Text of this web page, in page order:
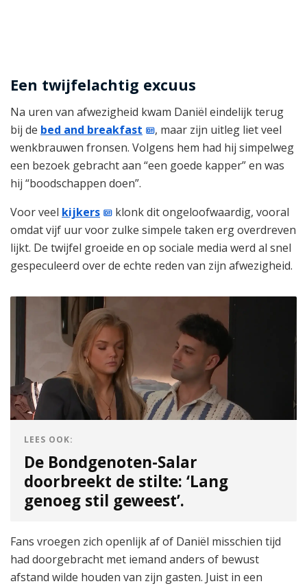
Een twijfelachtig excuus
Na uren van afwezigheid kwam Daniël eindelijk terug
bij de bed and breakfast
, maar zijn uitleg liet veel
wenkbrauwen fronsen. Volgens hem had hij simpelweg
een bezoek gebracht aan “een goede kapper” en was
hij “boodschappen doen”.
Voor veel kijkers
klonk dit ongeloofwaardig, vooral
omdat vijf uur voor zulke simpele taken erg overdreven
lijkt. De twijfel groeide en op sociale media werd al snel
gespeculeerd over de echte reden van zijn afwezigheid.
LEES OOK:
De Bondgenoten-Salar
doorbreekt de stilte: ‘Lang
genoeg stil geweest’.
Fans vroegen zich openlijk af of Daniël misschien tijd
had doorgebracht met iemand anders of bewust
afstand wilde houden van zijn gasten. Juist in een